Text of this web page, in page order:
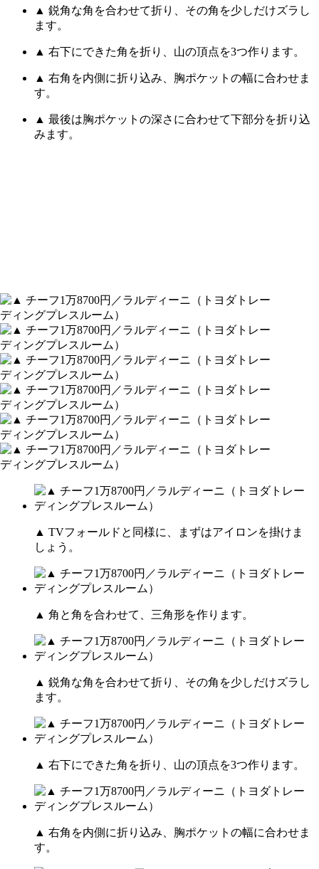
▲ 鋭角な角を合わせて折り、その角を少しだけズラし
ます。
▲ 右下にできた角を折り、山の頂点を3つ作ります。
▲ 右角を内側に折り込み、胸ポケットの幅に合わせま
す。
▲ 最後は胸ポケットの深さに合わせて下部分を折り込
みます。
▲ TVフォールドと同様に、まずはアイロンを掛けま
しょう。
▲ 角と角を合わせて、三角形を作ります。
▲ 鋭角な角を合わせて折り、その角を少しだけズラし
ます。
▲ 右下にできた角を折り、山の頂点を3つ作ります。
▲ 右角を内側に折り込み、胸ポケットの幅に合わせま
す。